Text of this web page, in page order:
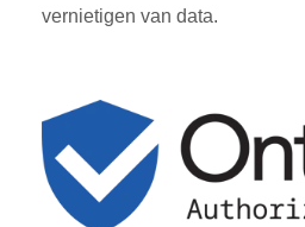
vernietigen van data.